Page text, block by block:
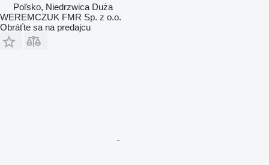
Poľsko, Niedrzwica Duża
WEREMCZUK FMR Sp. z o.o.
Obráťte sa na predajcu